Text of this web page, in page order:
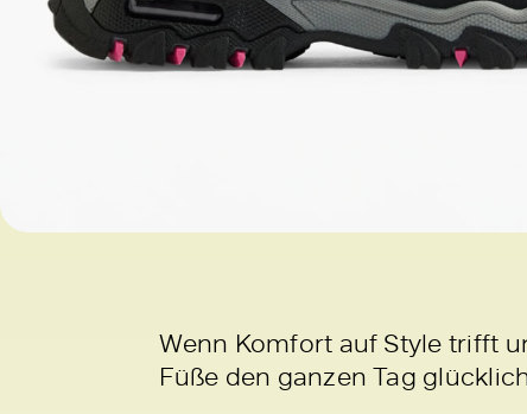
Wenn Komfort auf Style trifft
Füße den ganzen Tag